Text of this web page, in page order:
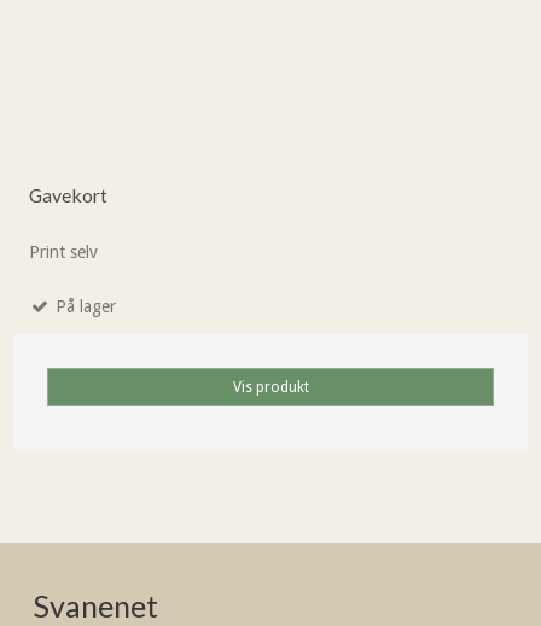
Gavekort
Print selv
På lager
Vis produkt
Svanenet